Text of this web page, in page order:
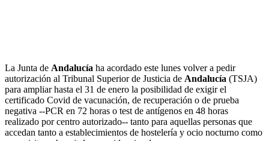
La Junta de Andalucía ha acordado este lunes volver a pedir
autorización al Tribunal Superior de Justicia de Andalucía (TSJA)
para ampliar hasta el 31 de enero la posibilidad de exigir el
certificado Covid de vacunación, de recuperación o de prueba
negativa --PCR en 72 horas o test de antígenos en 48 horas
realizado por centro autorizado-- tanto para aquellas personas que
accedan tanto a establecimientos de hostelería y ocio nocturno como